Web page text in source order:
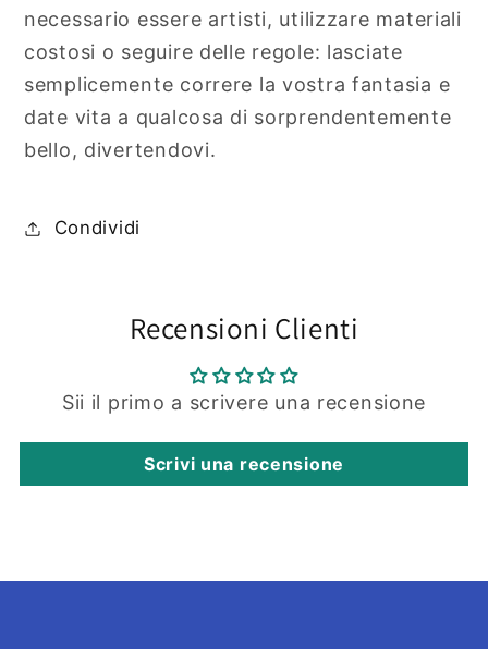
necessario essere artisti, utilizzare materiali
costosi o seguire delle regole: lasciate
semplicemente correre la vostra fantasia e
date vita a qualcosa di sorprendentemente
bello, divertendovi.
Condividi
Recensioni Clienti
Sii il primo a scrivere una recensione
Scrivi una recensione